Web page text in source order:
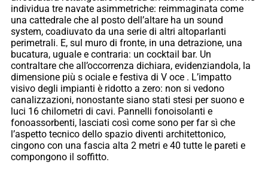
individua tre navate asimmetriche: reimmaginata come
una cattedrale che al posto dell’altare ha un sound
system, coadiuvato da una serie di altri altoparlanti
perimetrali. E, sul muro di fronte, in una detrazione, una
bucatura, uguale e contraria: un cocktail bar. Un
contraltare che all’occorrenza dichiara, evidenziandola, la
dimensione più s ociale e festiva di V oce . L’impatto
visivo degli impianti è ridotto a zero: non si vedono
canalizzazioni, nonostante siano stati stesi per suono e
luci 16 chilometri di cavi. Pannelli fonoisolanti e
fonoassorbenti, lasciati così come sono per far sì che
l’aspetto tecnico dello spazio diventi architettonico,
cingono con una fascia alta 2 metri e 40 tutte le pareti e
compongono il soffitto.